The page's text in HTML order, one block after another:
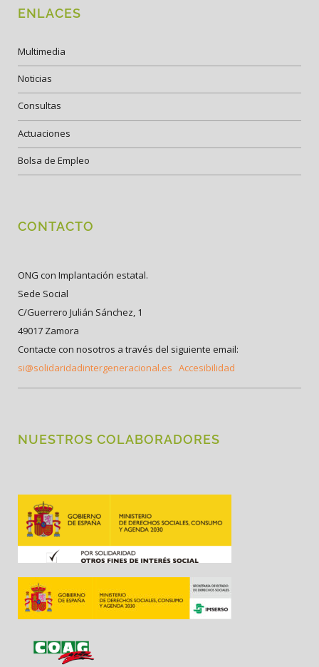
ENLACES
Multimedia
Noticias
Consultas
Actuaciones
Bolsa de Empleo
CONTACTO
ONG con Implantación estatal.
Sede Social
C/Guerrero Julián Sánchez, 1
49017 Zamora
Contacte con nosotros a través del siguiente email:
si@solidaridadintergeneracional.es Accesibilidad
NUESTROS COLABORADORES